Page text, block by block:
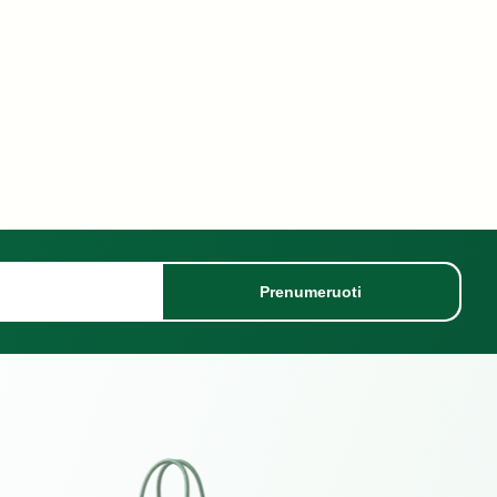
Prenumeruoti